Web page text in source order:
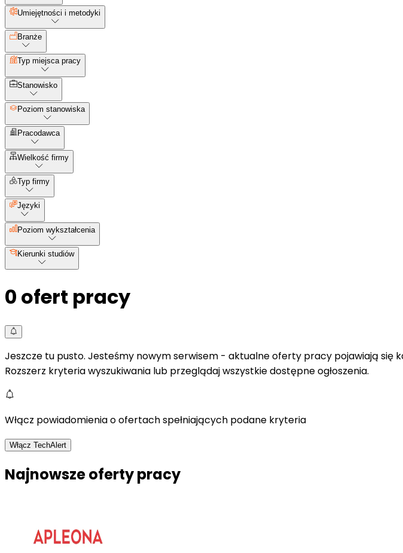
Umiejętności i metodyki
Branże
Typ miejsca pracy
Stanowisko
Poziom stanowiska
Pracodawca
Wielkość firmy
Typ firmy
Języki
Poziom wykształcenia
Kierunki studiów
0 ofert pracy
Jeszcze tu pusto. Jesteśmy nowym serwisem - aktualne oferty pracy pojawiają się
Rozszerz kryteria wyszukiwania lub przeglądaj wszystkie dostępne ogłoszenia.
Włącz powiadomienia o ofertach spełniających podane kryteria
Włącz TechAlert
Najnowsze oferty pracy